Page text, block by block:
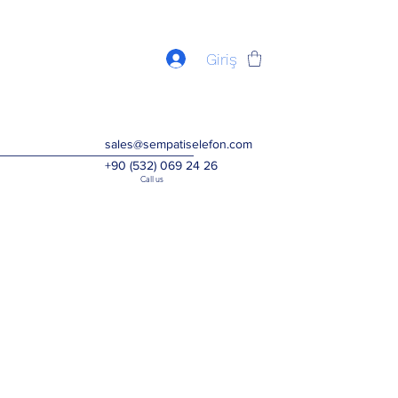
Giriş
sales@sempatiselefon.com
+90 (532) 069 24 26
Call us